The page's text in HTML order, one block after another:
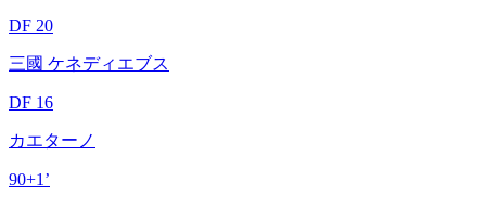
DF 20
三國 ケネディエブス
DF 16
カエターノ
90+1’